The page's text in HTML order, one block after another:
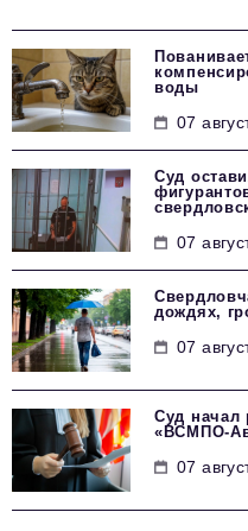
воды
07
Суд
07
дождях,
07
Суд начал
«ВСМПО-
07